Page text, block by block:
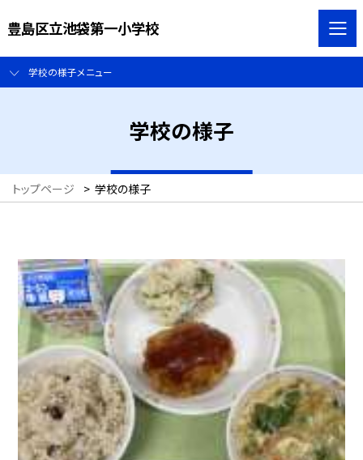
豊島区立池袋第一小学校
学校の様子メニュー
学校の様子
トップページ > 学校の様子